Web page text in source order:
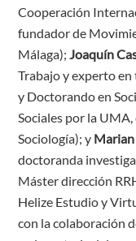
Cooperación
fundador de
Málaga);Joaquín
Trabajo y experto
y Doctorando en
Sociales por la
Sociología); y Marian
doctoranda
Máster dirección
Helize Estudio y
con la colaboración